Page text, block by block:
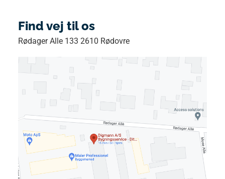
Find vej til os
Rødager Alle 133 2610 Rødovre